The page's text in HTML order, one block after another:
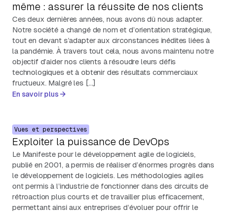
même : assurer la réussite de nos clients
Ces deux dernières années, nous avons dû nous adapter.
Notre société a changé de nom et d’orientation stratégique,
tout en devant s’adapter aux circonstances inédites liées à
la pandémie. À travers tout cela, nous avons maintenu notre
objectif d’aider nos clients à résoudre leurs défis
technologiques et à obtenir des résultats commerciaux
fructueux. Malgré les […]
En savoir plus
Vues et perspectives
Exploiter la puissance de DevOps
Le Manifeste pour le développement agile de logiciels,
publié en 2001, a permis de réaliser d’énormes progrès dans
le développement de logiciels. Les méthodologies agiles
ont permis à l’industrie de fonctionner dans des circuits de
rétroaction plus courts et de travailler plus efficacement,
permettant ainsi aux entreprises d’évoluer pour offrir le